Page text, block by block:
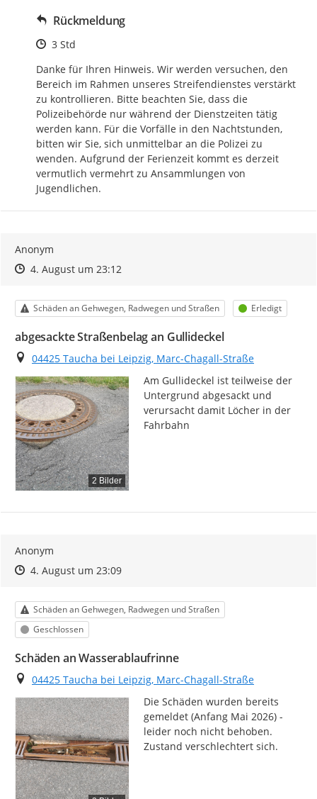
Rückmeldung
Zeitpunkt des Erstellens
3 Std
Danke für Ihren Hinweis. Wir werden versuchen, den
Bereich im Rahmen unseres Streifendienstes verstärkt
zu kontrollieren. Bitte beachten Sie, dass die
Polizeibehörde nur während der Dienstzeiten tätig
werden kann. Für die Vorfälle in den Nachtstunden,
bitten wir Sie, sich unmittelbar an die Polizei zu
wenden. Aufgrund der Ferienzeit kommt es derzeit
vermutlich vermehrt zu Ansammlungen von
Jugendlichen.
Anonym
Zeitpunkt des Erstellens
Zeitpunkt des Erstellens
4. August um 23:12Zur Äußerung
Kategorie
Schäden an Gehwegen, Radwegen und Straßen Status
Erledigt
abgesackte Straßenbelag an Gullideckel
Ort
04425 Taucha bei Leipzig, Marc-Chagall-Straße
2 Bilder
Am Gullideckel ist teilweise der
Untergrund abgesackt und
verursacht damit Löcher in der
Fahrbahn
Anonym
Zeitpunkt des Erstellens
Zeitpunkt des Erstellens
4. August um 23:09Zur Äußerung
Kategorie
Schäden an Gehwegen, Radwegen und Straßen
Status
Geschlossen
Schäden an Wasserablaufrinne
Ort
04425 Taucha bei Leipzig, Marc-Chagall-Straße
Die Schäden wurden bereits
gemeldet (Anfang Mai 2026) -
leider noch nicht behoben.
Zustand verschlechtert sich.